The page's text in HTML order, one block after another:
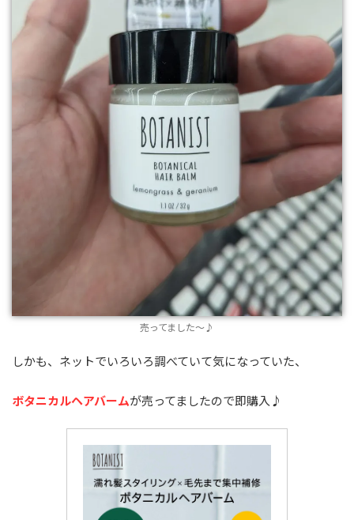
売ってました～♪
しかも、ネットでいろいろ調べていて気になっていた、
ボタニカルヘアバームが売ってましたので即購入♪